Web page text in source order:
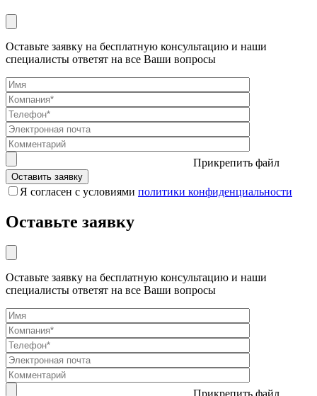
Оставьте заявку на бесплатную консультацию и наши
специалисты ответят на все Ваши вопросы
Прикрепить файл
Я согласен с условиями политики конфиденциальности
Оставьте заявку
Оставьте заявку на бесплатную консультацию и наши
специалисты ответят на все Ваши вопросы